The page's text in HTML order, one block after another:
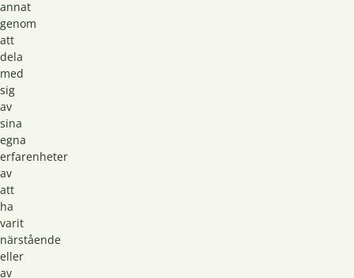
annat
genom
att
dela
med
sig
av
sina
egna
erfarenheter
av
att
ha
varit
närstående
eller
av